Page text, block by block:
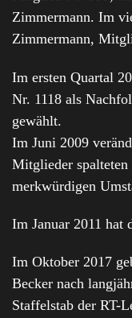
Zimmermann. Im
Zimmermann,
Im ersten Quartal
Nr. 1118 als
gewählt.
Im Juni 2009
Mitglieder spalteten
merkwürdigen
Im Januar 2011 hat
Im Oktober 2017
Becker nach
Staffelstab der RT-